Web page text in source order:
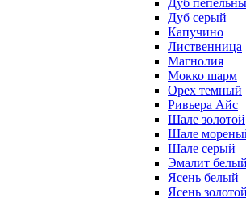
Дуб
Дуб серый
Капучино
Лиственница
Магнолия
Мокко шарм
Орех темный
Ривьера Айс
Шале золотой
Шале
Шале серый
Эмалит белый
Ясень белый
Ясень золотой